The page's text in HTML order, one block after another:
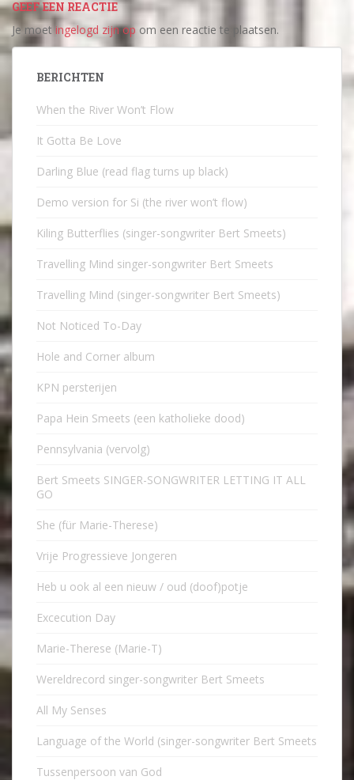
GEEF EEN REACTIE
Je moetingelogd zijn op om een reactie te plaatsen.
BERICHTEN
When the River Won’t Flow
It Gotta Be Love
Darling Blue (read flag turns up black)
Demo version for Si (the river won’t flow)
Kiling Butterflies (singer-songwriter Bert Smeets)
Travelling Mind singer-songwriter Bert Smeets
Travelling Mind (singer-songwriter Bert Smeets)
Not Noticed To-Day
Hole and Corner album
KPN persterijen
Papa Hein Smeets (een katholieke dood)
Pennsylvania (vervolg)
Bert Smeets SINGER-SONGWRITER LETTING IT ALL
GO
She (für Marie-Therese)
Vrije Progressieve Jongeren
Heb u ook al een nieuw / oud (doof)potje
Excecution Day
Marie-Therese (Marie-T)
Wereldrecord singer-songwriter Bert Smeets
All My Senses
Language of the World (singer-songwriter Bert Smeets
Tussenpersoon van God